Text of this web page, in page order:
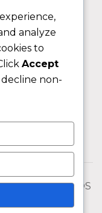
RESERVADOS
analyze
to
Accept
non-